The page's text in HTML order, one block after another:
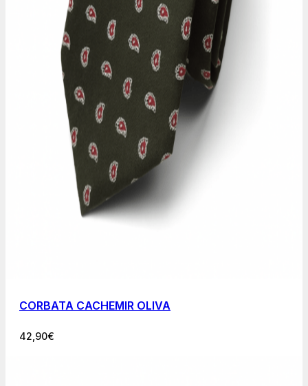
CORBATA CACHEMIR OLIVA
42,90€